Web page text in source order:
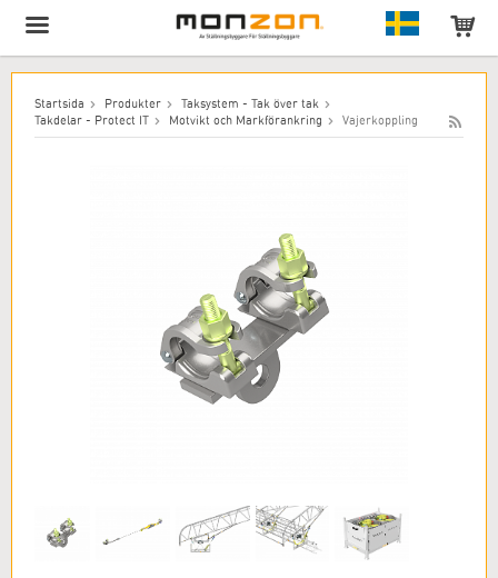
Produkten har lagts till i varukorgen!
Startsida Produkter
Taksystem - Tak över tak
Takdelar - Protect IT
Motvikt och Markförankring Vajerkoppling